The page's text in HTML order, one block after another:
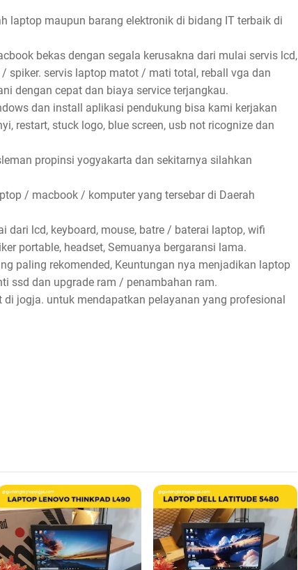
maupun barang elektronik di bidang IT terbaik di
bekas dengan segala kerusakna dari mulai servis lcd,
spiker. servis laptop matot / mati total, reball vga dan
dengan cepat dan biaya service terjangkau.
dan install aplikasi pendukung bisa kami kerjakan
restart, stuck logo, blue screen, usb not ricognize dan
propinsi yogyakarta dan sekitarnya silahkan
/ macbook / komputer yang tersebar di Daerah
lcd, keyboard, mouse, batre / baterai laptop, wifi
portable, headset, Semuanya bergaransi lama.
paling rekomended, Keuntungan nya menjadikan laptop
ssd dan upgrade ram / penambahan ram.
jogja. untuk mendapatkan pelayanan yang profesional